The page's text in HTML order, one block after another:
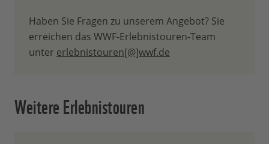
Haben Sie Fragen zu unserem Angebot? Sie
erreichen das WWF-Erlebnistouren-Team
unter erlebnistouren[@]wwf.de
Weitere Erlebnistouren